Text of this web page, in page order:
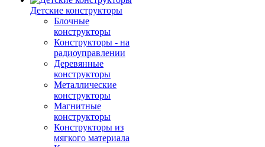
Детские конструкторы
Блочные
конструкторы
Конструкторы - на
радиоуправлении
Деревянные
конструкторы
Металлические
конструкторы
Магнитные
конструкторы
Конструкторы из
мягкого материала